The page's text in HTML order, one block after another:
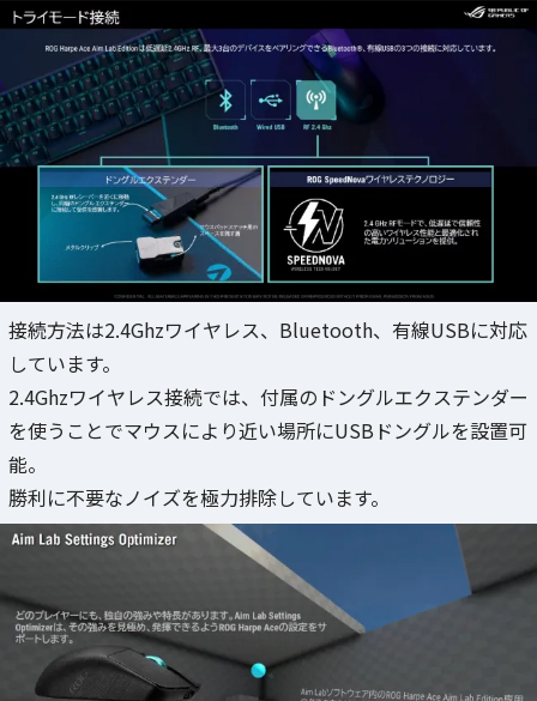
接続方法は2.4Ghzワイヤレス、Bluetooth、有線USBに対応
しています。
2.4Ghzワイヤレス接続では、付属のドングルエクステンダー
を使うことでマウスにより近い場所にUSBドングルを設置可
能。
勝利に不要なノイズを極力排除しています。